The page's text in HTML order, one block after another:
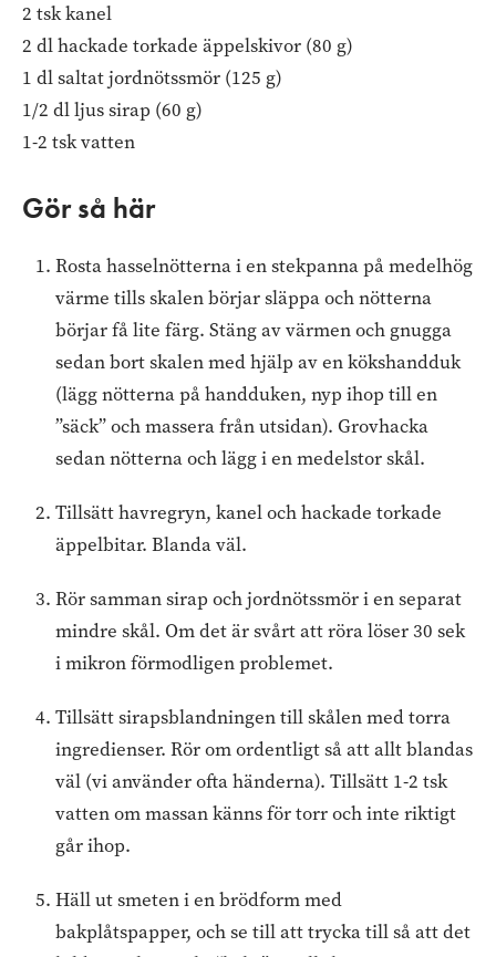
2 tsk kanel
2 dl hackade torkade äppelskivor (80 g)
1 dl saltat jordnötssmör (125 g)
1/2 dl ljus sirap (60 g)
1-2 tsk vatten
Gör så här
Rosta hasselnötterna i en stekpanna på medelhög
värme tills skalen börjar släppa och nötterna
börjar få lite färg. Stäng av värmen och gnugga
sedan bort skalen med hjälp av en kökshandduk
(lägg nötterna på handduken, nyp ihop till en
”säck” och massera från utsidan). Grovhacka
sedan nötterna och lägg i en medelstor skål.
Tillsätt havregryn, kanel och hackade torkade
äppelbitar. Blanda väl.
Rör samman sirap och jordnötssmör i en separat
mindre skål. Om det är svårt att röra löser 30 sek
i mikron förmodligen problemet.
Tillsätt sirapsblandningen till skålen med torra
ingredienser. Rör om ordentligt så att allt blandas
väl (vi använder ofta händerna). Tillsätt 1-2 tsk
vatten om massan känns för torr och inte riktigt
går ihop.
Häll ut smeten i en brödform med
bakplåtspapper, och se till att trycka till så att det